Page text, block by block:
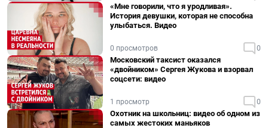
«Мне говорили, что я уродливая».
История девушки, которая не способна
улыбаться. Видео
0 просмотров 0
Московский таксист оказался
«двойником» Сергея Жукова и взорвал
соцсети: видео
1 просмотр 0
Охотник на школьниц: видео об одном из
самых жестоких маньяков